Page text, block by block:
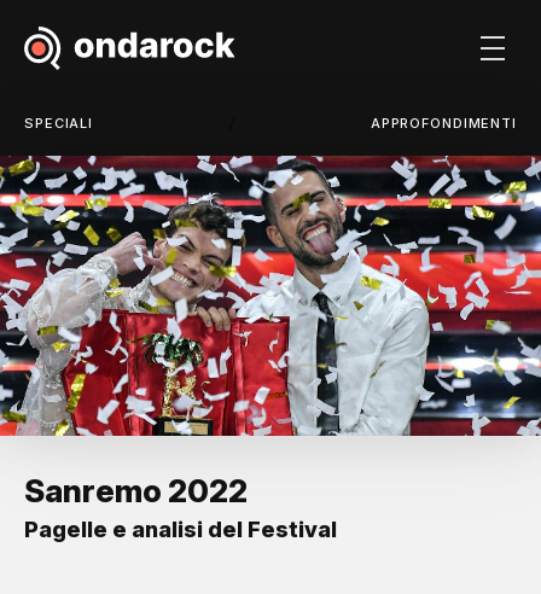
SPECIALI APPROFONDIMENTI
Sanremo 2022
Pagelle e analisi del Festival